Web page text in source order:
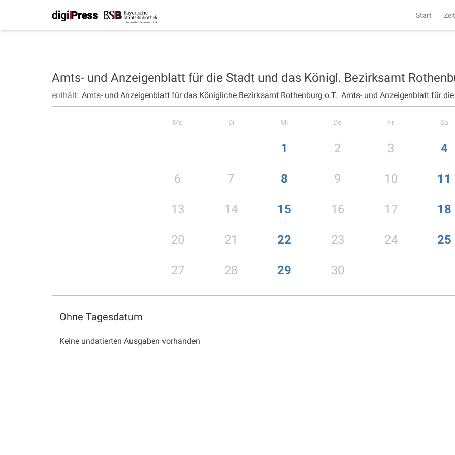
Start
Amts- und Anzeigenblatt für die Stadt und das Königl. Bezirksamt
enthält: Amts- und Anzeigenblatt für das Königliche Bezirksamt Rothenburg o.T. Amts- und Anzeigenblatt für
Mo Di Mi Do Fr Sa
1 2 3 4
6 7 8 9 10 11
13 14 15 16 17 18
20 21 22 23 24 25
27 28 29 30
Ohne Tagesdatum
Keine undatierten Ausgaben vorhanden